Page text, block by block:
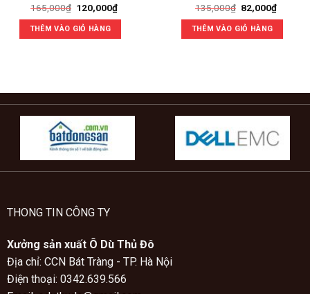
165,000₫ Giá
là:
165,000₫.
120,000₫Giá
120,000₫.
THÊM VÀO GIỎ HÀNG
135,000₫ Giá
gốc
là:
135,000₫.
82,000₫Giá
THÊM VÀO GIỎ HÀNG
THONG TIN CÔNG TY
Xưởng sản xuất Ô Dù Thủ Đô
Địa chỉ: CCN Bát Tràng - TP. Hà Nội
Điện thoại: 0342.639.566